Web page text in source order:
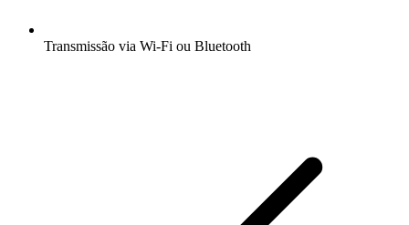
Transmissão via Wi-Fi ou Bluetooth